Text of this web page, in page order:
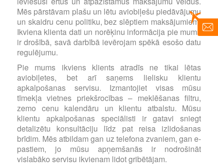
Mēs pārstāvam plašu un lētu aviobiļešu piedāvājumu
un skaidru cenu politiku, bez slēptiem maksājumiem.
Ikviena klienta dati un norēķinu informācija pie mums
ir drošībā, savā darbībā ievērojam spēkā esošo datu
regulējumu.
Pie mums ikviens klients atradīs ne tikai lētas
aviobiļetes, bet arī saņems lielisku klientu
apkalpošanas servisu. Izmantojiet visas mūsu
tīmekļa vietnes priekšrocības – meklēšanas filtru,
zemo cenu kalendāru un klientu atbalstu. Mūsu
klientu apkalpošanas speciālisti ir gatavi sniegt
detalizētu konsultāciju līdz pat reisa izlidošanas
brīdim. Mēs atbildam gan uz telefona zvaniem, gan e-
pastiem, jo mūsu apņemšanās ir nodrošināt
vislabāko servisu ikvienam lidot gribētājam.